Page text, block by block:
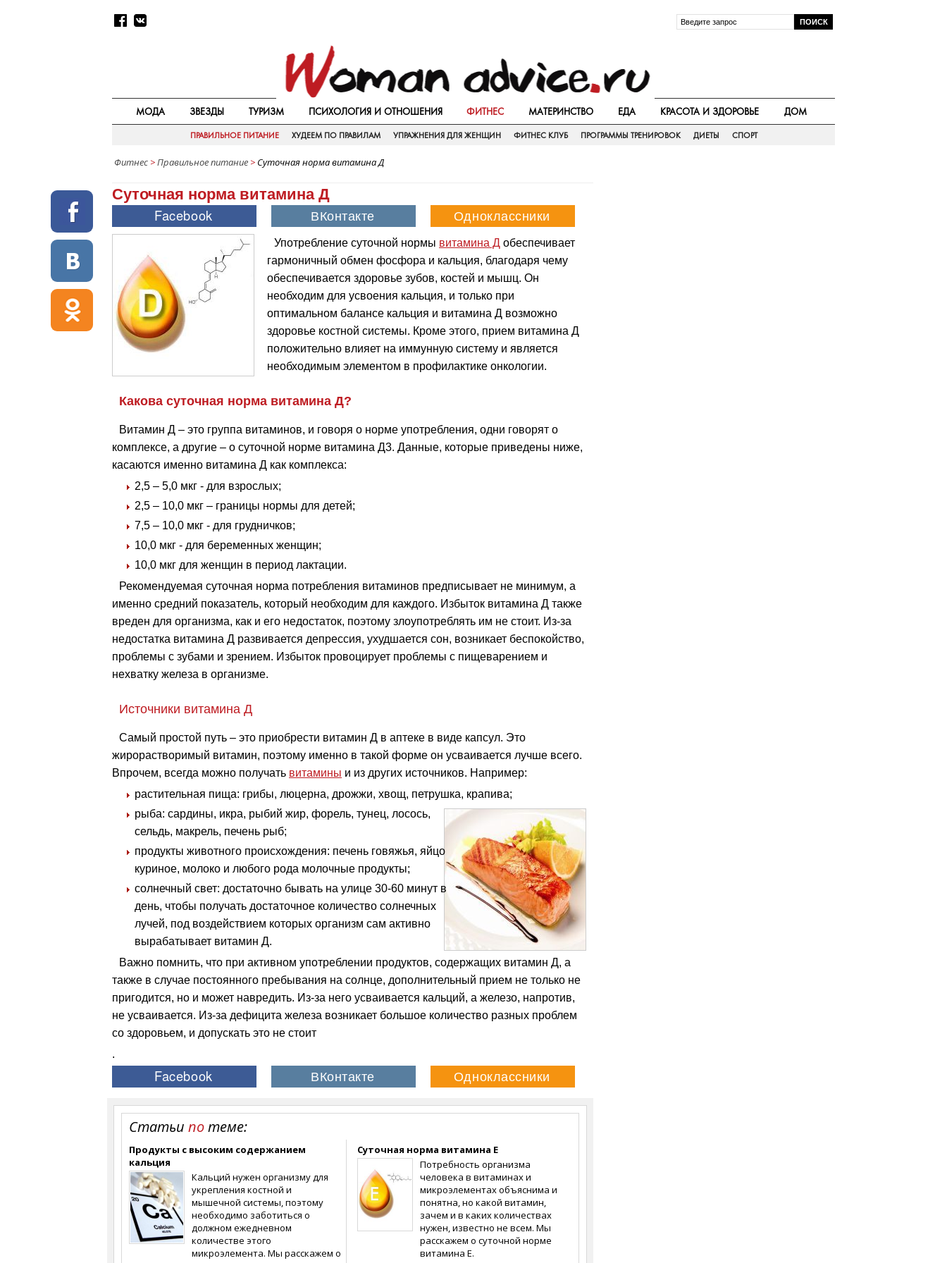
МОДА ЗВЕЗДЫ ТУРИЗМ ПСИХОЛОГИЯ И ОТНОШЕНИЯ ФИТНЕС МАТЕРИНСТВО ЕДА КРАСОТА И ЗДОРОВЬЕ ДОМ
ПРАВИЛЬНОЕ ПИТАНИЕ ХУДЕЕМ ПО ПРАВИЛАМ УПРАЖНЕНИЯ ДЛЯ ЖЕНЩИН ФИТНЕС КЛУБ ПРОГРАММЫ ТРЕНИРОВОК ДИЕТЫ СПОРТ
Фитнес >Правильное питание > Суточная норма витамина Д
Суточная норма витамина Д
Употребление суточной нормы витамина Д обеспечивает
гармоничный обмен фосфора и кальция, благодаря чему
обеспечивается здоровье зубов, костей и мышц. Он
необходим для усвоения кальция, и только при
оптимальном балансе кальция и витамина Д возможно
здоровье костной системы. Кроме этого, прием витамина Д
положительно влияет на иммунную систему и является
необходимым элементом в профилактике онкологии.
Какова суточная норма витамина Д?
Витамин Д – это группа витаминов, и говоря о норме употребления, одни говорят о
комплексе, а другие – о суточной норме витамина Д3. Данные, которые приведены ниже,
касаются именно витамина Д как комплекса:
2,5 – 5,0 мкг - для взрослых;
2,5 – 10,0 мкг – границы нормы для детей;
7,5 – 10,0 мкг - для грудничков;
10,0 мкг - для беременных женщин;
10,0 мкг для женщин в период лактации.
Рекомендуемая суточная норма потребления витаминов предписывает не минимум, а
именно средний показатель, который необходим для каждого. Избыток витамина Д также
вреден для организма, как и его недостаток, поэтому злоупотреблять им не стоит. Из-за
недостатка витамина Д развивается депрессия, ухудшается сон, возникает беспокойство,
проблемы с зубами и зрением. Избыток провоцирует проблемы с пищеварением и
нехватку железа в организме.
Источники витамина Д
Самый простой путь – это приобрести витамин Д в аптеке в виде капсул. Это
жирорастворимый витамин, поэтому именно в такой форме он усваивается лучше всего.
Впрочем, всегда можно получать витамины и из других источников. Например:
растительная пища: грибы, люцерна, дрожжи, хвощ, петрушка, крапива;
рыба: сардины, икра, рыбий жир, форель, тунец, лосось,
сельдь, макрель, печень рыб;
продукты животного происхождения: печень говяжья, яйцо
куриное, молоко и любого рода молочные продукты;
солнечный свет: достаточно бывать на улице 30-60 минут в
день, чтобы получать достаточное количество солнечных
лучей, под воздействием которых организм сам активно
вырабатывает витамин Д.
Важно помнить, что при активном употреблении продуктов, содержащих витамин Д, а
также в случае постоянного пребывания на солнце, дополнительный прием не только не
пригодится, но и может навредить. Из-за него усваивается кальций, а железо, напротив,
не усваивается. Из-за дефицита железа возникает большое количество разных проблем
со здоровьем, и допускать это не стоит
.
Статьи потеме:
Продукты с высоким содержанием
кальция
Кальций нужен организму для
укрепления костной и
мышечной системы, поэтому
необходимо заботиться о
должном ежедневном
количестве этого
микроэлемента. Мы расскажем о
Суточная норма витамина Е
Потребность организма
человека в витаминах и
микроэлементах объяснима и
понятна, но какой витамин,
зачем и в каких количествах
нужен, известно не всем. Мы
расскажем о суточной норме
витамина Е.